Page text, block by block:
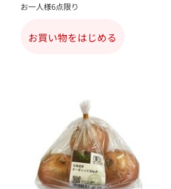
お一人様6点限り
お買い物をはじめる